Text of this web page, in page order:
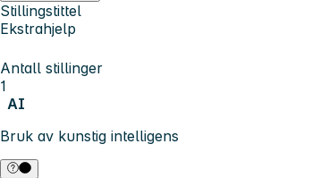
Stillingstittel
Ekstrahjelp
Antall stillinger
1
AI
Bruk av kunstig intelligens